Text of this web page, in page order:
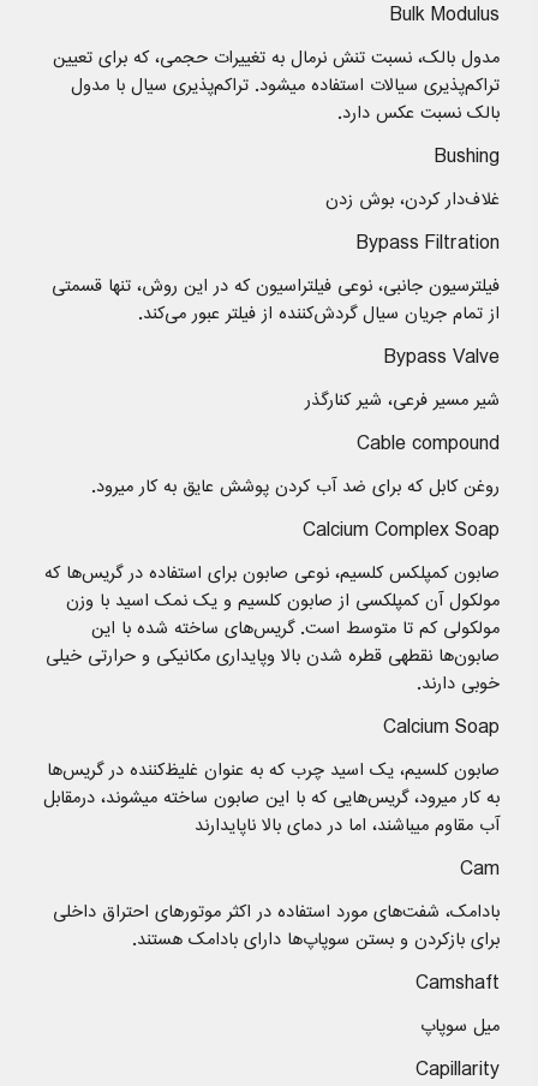
Bulk Modulus
مدول بالک، نسبت تنش نرمال به تغییرات حجمی، که برای تعیین
تراکم‌پذیری سیالات استفاده میشود. تراکم‌پذیری سیال با مدول
بالک نسبت عکس دارد.
Bushing
غلاف‌دار کردن، بوش زدن
Bypass Filtration
فیلترسیون جانبی، نوعی فیلتراسیون که در این روش، تنها قسمتی
از تمام جریان سیال گردش‌کننده از فیلتر عبور می‌کند.
Bypass Valve
شیر مسیر فرعی، شیر کنارگذر
Cable compound
روغن کابل که برای ضد آب کردن پوشش عایق به کار میرود.
Calcium Complex Soap
صابون كمپلكس كلسیم، نوعی صابون برای استفاده در گریس‌ها که
مولکول آن کمپلکسی از صابون کلسیم و یک نمک اسید با وزن
مولکولی کم تا متوسط است. گریس‌های ساخته شده با این
صابون‌ها نقطهی قطره شدن بالا وپایداری مکانیکی و حرارتی خیلی
خوبی دارند.
Calcium Soap
صابون كلسیم، یک اسید چرب که به عنوان غلیظ‌کننده در گریس‌ها
به کار میرود، گریس‌هایی که با این صابون ساخته میشوند، درمقابل
آب مقاوم میباشند، اما در دمای بالا ناپایدارند
Cam
بادامک، شفت‌های مورد استفاده در اکثر موتورهای احتراق داخلی
برای بازکردن و بستن سوپاپ‌ها دارای بادامک هستند.
Camshaft
میل سوپاپ
Capillarity